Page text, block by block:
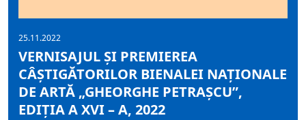
25.11.2022
VERNISAJUL ȘI PREMIEREA
CÂȘTIGĂTORILOR BIENALEI NAȚIONALE
DE ARTĂ „GHEORGHE PETRAȘCU”,
EDIŢIA A XVI – A, 2022